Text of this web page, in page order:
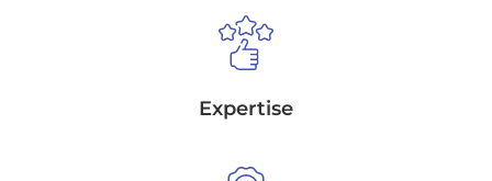
Expertise